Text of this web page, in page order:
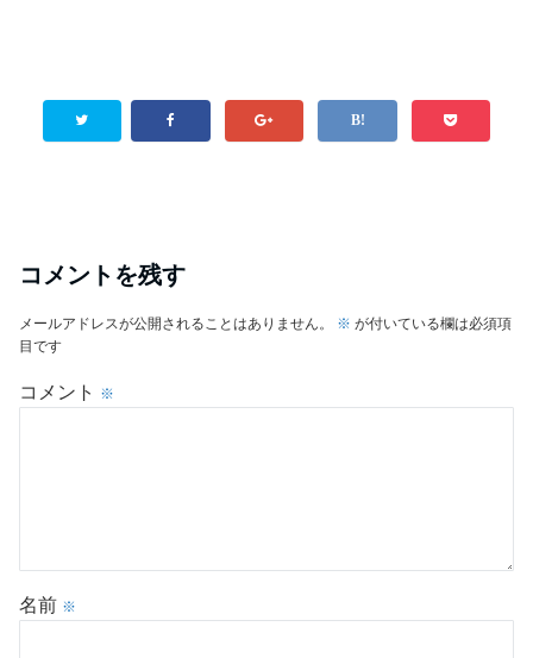
コメントを残す
メールアドレスが公開されることはありません。 ※ が付いている欄は必須項
目です
コメント ※
名前 ※